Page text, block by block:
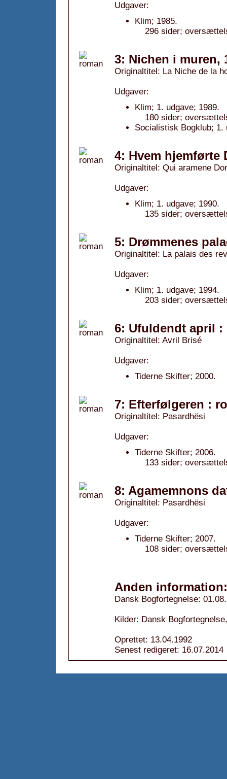
Udgaver:
Klim; 1985.
296 sider;
3: Nichen i muren,
Originaltitel: La Niche de la
Udgaver:
Klim; 1. udgave; 1989.
180 sider;
Socialistisk Bogklub; 1.
4: Hvem hjemførte
Originaltitel: Qui aramene
Udgaver:
Klim; 1. udgave; 1990.
135 sider;
5: Drømmenes
Originaltitel: La palais des
Udgaver:
Klim; 1. udgave; 1994.
203 sider;
6: Ufuldendt april :
Originaltitel: Avril Brisé
Udgaver:
Tiderne Skifter; 2000.
7: Efterfølgeren :
Originaltitel: Pasardhësi
Udgaver:
Tiderne Skifter; 2006.
133 sider;
8: Agamemnons
Originaltitel: Pasardhësi
Udgaver:
Tiderne Skifter; 2007.
108 sider;
Anden information:
Dansk Bogfortegnelse:
Kilder: Dansk
Oprettet: 13.04.1992
Senest redigeret: 16.07.2014